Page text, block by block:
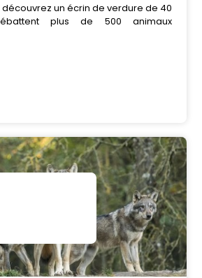
découvrez un écrin de verdure de 40
plus de 500 animaux